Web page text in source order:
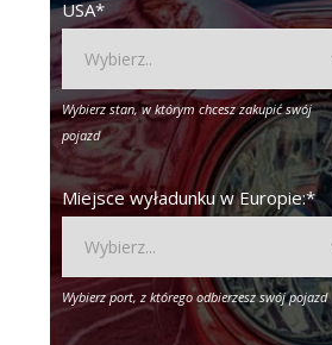
USA*
Wybierz stan, w którym chcesz zakupić swój
pojazd
Miejsce wyładunku w Europie:*
Wybierz port, z którego odbierzesz swój pojazd